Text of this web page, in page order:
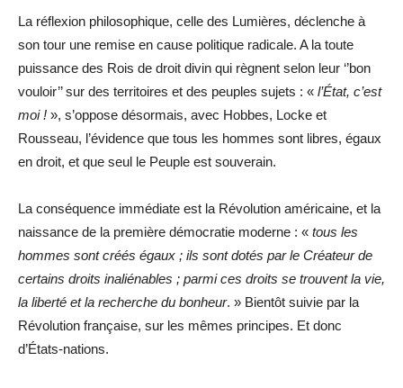
La réflexion philosophique, celle des Lumières, déclenche à
son tour une remise en cause politique radicale. A la toute
puissance des Rois de droit divin qui règnent selon leur ‘’bon
vouloir’’ sur des territoires et des peuples sujets : « l’État, c’est
moi ! », s’oppose désormais, avec Hobbes, Locke et
Rousseau, l’évidence que tous les hommes sont libres, égaux
en droit, et que seul le Peuple est souverain.
La conséquence immédiate est la Révolution américaine, et la
naissance de la première démocratie moderne : « tous les
hommes sont créés égaux ; ils sont dotés par le Créateur de
certains droits inaliénables ; parmi ces droits se trouvent la vie,
la liberté et la recherche du bonheur. » Bientôt suivie par la
Révolution française, sur les mêmes principes. Et donc
d’États-nations.